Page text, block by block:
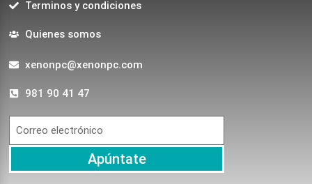
Terminos y condiciones
Quienes somos
xenonpc@xenonpc.com
981 90 41 47
Apúntate